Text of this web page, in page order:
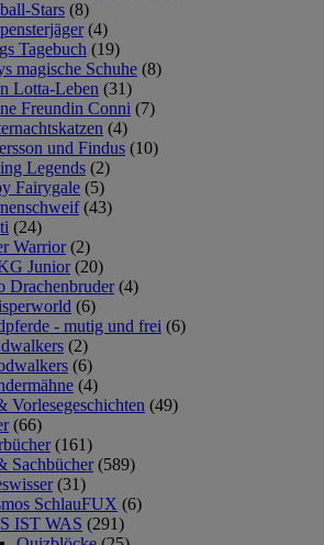
Stars (8)
(4)
Tagebuch (19)
magische Schuhe (8)
Lotta-Leben (31)
Freundin Conni (7)
(4)
und Findus (10)
Legends (2)
Fairygale (5)
(43)
(24)
Warrior (2)
Junior (20)
Drachenbruder (4)
(6)
- mutig und frei (6)
(2)
(6)
(4)
Vorlesegeschichten (49)
(66)
(161)
Sachbücher (589)
(31)
SchlauFUX (6)
IST WAS (291)